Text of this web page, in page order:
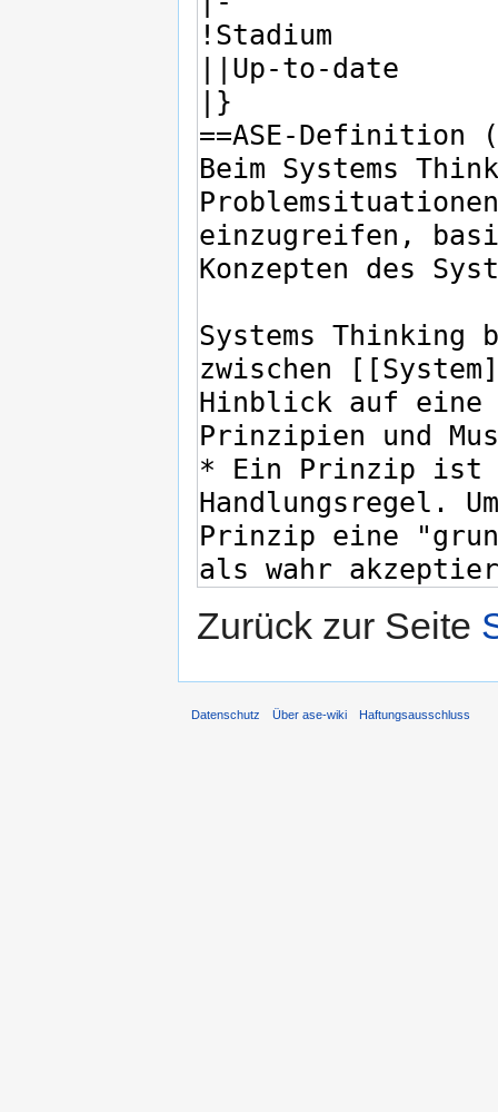
Zurück zur Seite
Datenschutz Über ase-wiki Haftungsausschluss